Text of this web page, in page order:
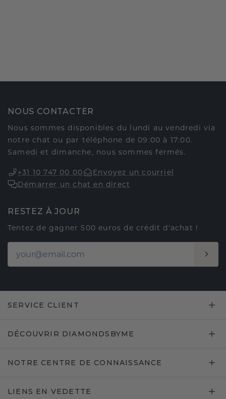
NOUS CONTACTER
Nous sommes disponibles du lundi au vendredi via
notre chat ou par téléphone de 09:00 à 17:00.
Samedi et dimanche, nous sommes fermés.
+31 10 747 00 00
Envoyez un courriel
Démarrer un chat en direct
RESTEZ À JOUR
Tentez de gagner 500 euros de crédit d'achat !
SERVICE CLIENT
DÉCOUVRIR DIAMONDSBYME
NOTRE CENTRE DE CONNAISSANCE
LIENS EN VEDETTE